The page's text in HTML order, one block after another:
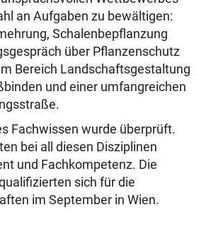
an Aufgaben zu bewältigen:
Schalenbepflanzung
über Pflanzenschutz
Bereich Landschaftsgestaltung
und einer umfangreichen
Fachwissen wurde überprüft.
bei all diesen Disziplinen
und Fachkompetenz. Die
sich für die
im September in Wien.